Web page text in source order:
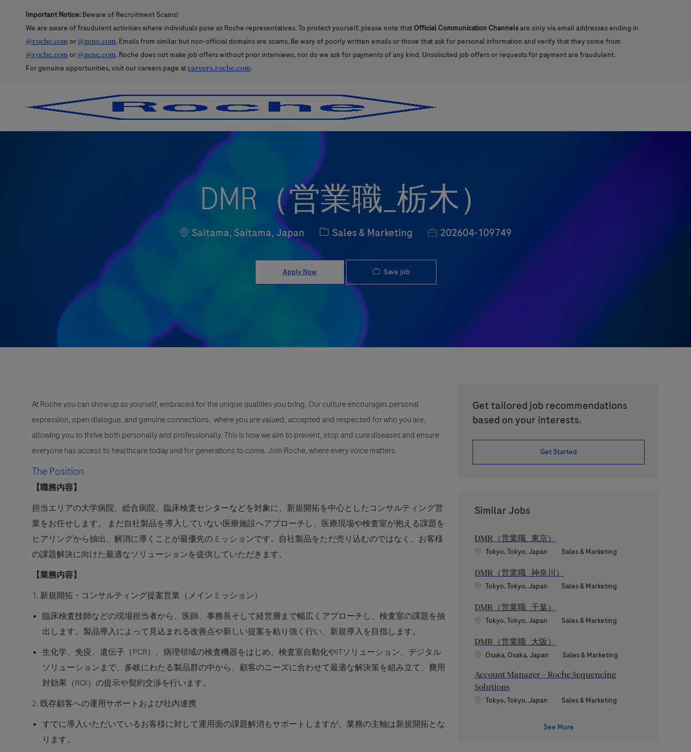
Important Notice: Beware of Recruitment Scams!
We are aware of fraudulent activities where individuals pose as Roche representatives. To protect yourself, please note thatOfficial Communication Channels are only via email addresses ending in
@roche.comor @gene.com. Emails from similar but non-official domains are scams. Be wary of poorly written emails or those that ask for personal information and verify that they come from
@roche.comor @gene.com. Roche does not make job offers without prior interviews, nor do we ask for payments of any kind. Unsolicited job offers or requests for payment are fraudulent.
For genuine opportunities, visit our careers page atcareers.roche.com.
DMR（営業職_栃木）
Location
Saitama, Saitama, Japan Category
Sales & Marketing Job Id202604-109749
Apply Now Save job
At Roche you can show up as yourself, embraced for the unique qualities you bring. Our culture encourages personal
expression, open dialogue, and genuine connections, where you are valued, accepted and respected for who you are,
allowing you to thrive both personally and professionally. This is how we aim to prevent, stop and cure diseases and ensure
everyone has access to healthcare today and for generations to come. Join Roche, where every voice matters.
The Position
【職務内容】
担当エリアの大学病院、総合病院、臨床検査センターなどを対象に、新規開拓を中心としたコンサルティング営
業をお任せします。 まだ自社製品を導入していない医療施設へアプローチし、医療現場や検査室が抱える課題を
ヒアリングから抽出、解消に導くことが最優先のミッションです。自社製品をただ売り込むのではなく、お客様
の課題解決に向けた最適なソリューションを提供していただきます。
【業務内容】
1. 新規開拓・コンサルティング提案営業（メインミッション）
臨床検査技師などの現場担当者から、医師、事務長そして経営層まで幅広くアプローチし、検査室の課題を抽
出します。製品導入によって見込まれる改善点や新しい提案を粘り強く行い、新規導入を目指します。
生化学、免疫、遺伝子（PCR）、病理領域の検査機器をはじめ、検査室自動化やITソリューション、デジタル
ソリューションまで、多岐にわたる製品群の中から、顧客のニーズに合わせて最適な解決策を組み立て、費用
対効果（ROI）の提示や契約交渉を行います。
2. 既存顧客への運用サポートおよび社内連携
すでに導入いただいているお客様に対して運用面の課題解消もサポートしますが、業務の主軸は新規開拓とな
ります。
Get tailored job recommendations
based on your interests.
Get Started
Similar Jobs
DMR（営業職_東京）
Location
Tokyo, Tokyo, Japan Category
Sales & Marketing
DMR（営業職_神奈川）
Location
Tokyo, Tokyo, Japan Category
Sales & Marketing
DMR（営業職_千葉）
Location
Tokyo, Tokyo, Japan Category
Sales & Marketing
DMR（営業職_大阪）
Location
Osaka, Osaka, Japan Category
Sales & Marketing
Account Manager - Roche Sequencing
Solutions
Location
Tokyo, Tokyo, Japan Category
Sales & Marketing
See More